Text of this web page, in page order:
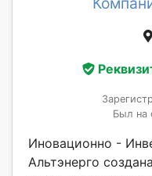
Был на
Иновационно -
Альтэнерго